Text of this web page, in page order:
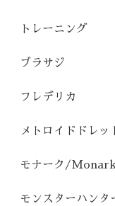
トレーニング
ブラサジ
フレデリカ
メトロイドドレッ
モナーク/
モンスターハンタ